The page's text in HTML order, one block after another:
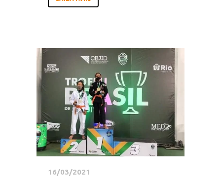
16/03/2021